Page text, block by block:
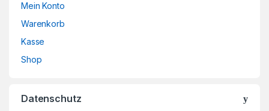
Mein Konto
Warenkorb
Kasse
Shop
Datenschutz